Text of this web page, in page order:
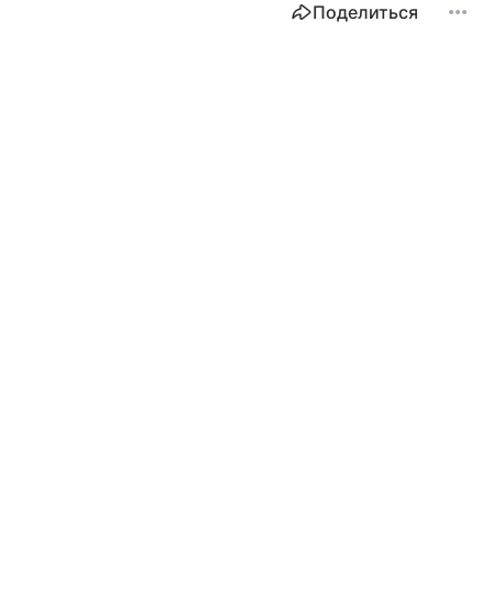
Поделиться